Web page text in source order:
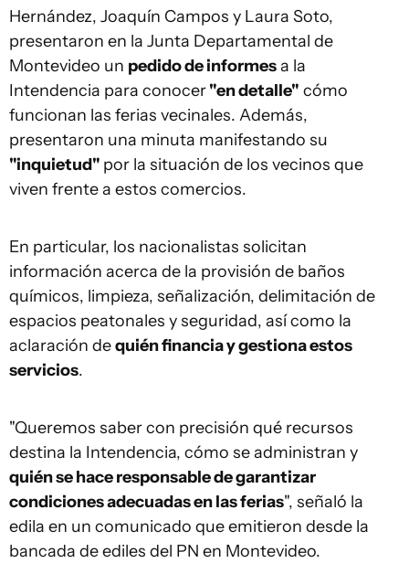
Hernández, Joaquín Campos y Laura Soto,
presentaron en la Junta Departamental de
Montevideo un pedido de informesa la
Intendencia para conocer"en detalle" cómo
funcionan las ferias vecinales. Además,
presentaron una minuta manifestando su
"inquietud" por la situación de los vecinos que
viven frente a estos comercios.
En particular, los nacionalistas solicitan
información acerca de la provisión de baños
químicos, limpieza, señalización, delimitación de
espacios peatonales y seguridad, así como la
aclaración dequién financia y gestiona estos
servicios.
"Queremos saber con precisión qué recursos
destina la Intendencia, cómo se administran y
quién se hace responsable de garantizar
condiciones adecuadas en las ferias", señaló la
edila en un comunicado que emitieron desde la
bancada de ediles del PN en Montevideo.